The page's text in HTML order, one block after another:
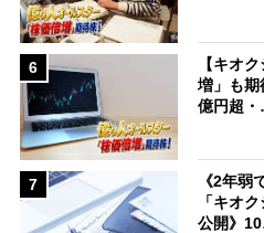
6
【キオ
増」も期
億円超
7
《2年弱
「キオ
公開》